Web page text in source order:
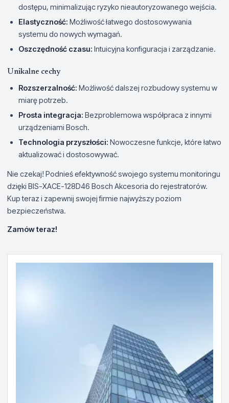
dostępu, minimalizując ryzyko nieautoryzowanego wejścia.
Elastyczność: Możliwość łatwego dostosowywania
systemu do nowych wymagań.
Oszczędność czasu: Intuicyjna konfiguracja i zarządzanie.
Unikalne cechy
Rozszerzalność: Możliwość dalszej rozbudowy systemu w
miarę potrzeb.
Prosta integracja: Bezproblemowa współpraca z innymi
urządzeniami Bosch.
Technologia przyszłości: Nowoczesne funkcje, które łatwo
aktualizować i dostosowywać.
Nie czekaj! Podnieś efektywność swojego systemu monitoringu
dzięki BIS-XACE-128D46 Bosch Akcesoria do rejestratorów.
Kup teraz i zapewnij swojej firmie najwyższy poziom
bezpieczeństwa.
Zamów teraz!